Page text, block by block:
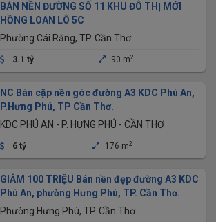
BÁN NỀN ĐƯỜNG SỐ 11 KHU ĐÔ THỊ MỚI
HỒNG LOAN LÔ 5C
Phường Cái Răng, TP. Cần Thơ
3.1 tỷ 90 m2
NC Bán cặp nền góc đường A3 KDC Phú An,
P.Hưng Phú, TP Cần Thơ.
KDC PHÚ AN - P. HƯNG PHÚ - CẦN THƠ
6 tỷ 176 m2
GIẢM 100 TRIỆU Bán nền đẹp đường A3 KDC
Phú An, phường Hưng Phú, TP. Cần Thơ.
Phường Hưng Phú, TP. Cần Thơ